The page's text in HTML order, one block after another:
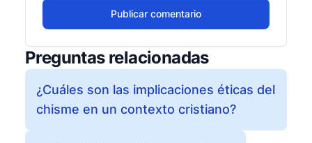
Publicar comentario
Preguntas relacionadas
¿Cuáles son las implicaciones éticas del
chisme en un contexto cristiano?